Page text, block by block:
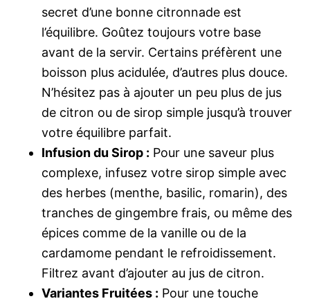
secret d’une bonne citronnade est
l’équilibre. Goûtez toujours votre base
avant de la servir. Certains préfèrent une
boisson plus acidulée, d’autres plus douce.
N’hésitez pas à ajouter un peu plus de jus
de citron ou de sirop simple jusqu’à trouver
votre équilibre parfait.
Infusion du Sirop : Pour une saveur plus
complexe, infusez votre sirop simple avec
des herbes (menthe, basilic, romarin), des
tranches de gingembre frais, ou même des
épices comme de la vanille ou de la
cardamome pendant le refroidissement.
Filtrez avant d’ajouter au jus de citron.
Variantes Fruitées : Pour une touche